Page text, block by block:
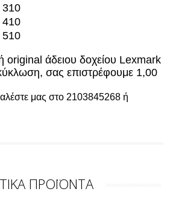
310
410
510
original άδειου δοχείου Lexmark
σας επιστρέφουμε 1,00
μας στο 2103845268 ή
ΠΡΟΪΟΝΤΑ